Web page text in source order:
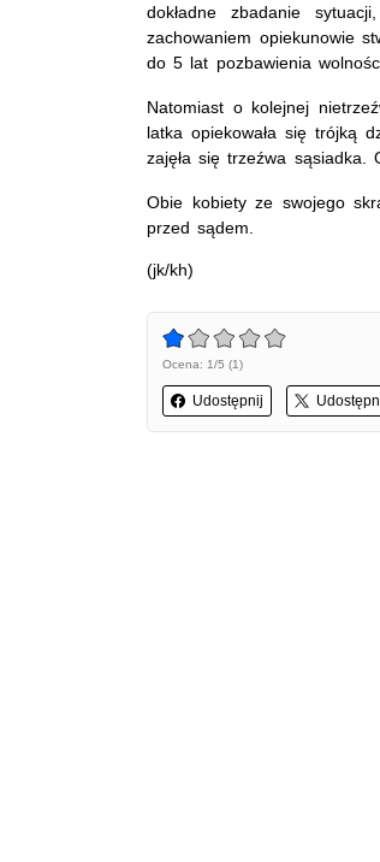
dokładne zbadanie
zachowaniem opiekunowie
do 5 lat pozbawienia
Natomiast o kolejnej
latka opiekowała się trójką
zajęła się trzeźwa sąsiadka.
Obie kobiety ze swojego
przed sądem.
(jk/kh)
Ocena: 1/5 (1)
Udostępnij